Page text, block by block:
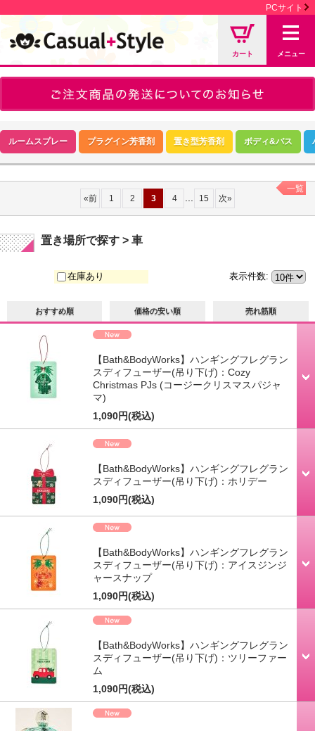
PCサイト
カート メニュー
ルームスプレー プラグイン芳香剤 置き型芳香剤 ボディ&バス
置き場所で探す > 車
一覧
おすすめ順 価格の安い順 売れ筋順
表示件数:
在庫あり
«前 1 2 3 4 15 次»
【Bath&BodyWorks】ハンギングフレグラン
スディフューザー(吊り下げ)：Cozy
Christmas PJs (コージークリスマスパジャ
マ)
1,090円(税込)
【Bath&BodyWorks】ハンギングフレグラン
スディフューザー(吊り下げ)：ホリデー
1,090円(税込)
【Bath&BodyWorks】ハンギングフレグラン
スディフューザー(吊り下げ)：アイスジンジ
ャースナップ
1,090円(税込)
【Bath&BodyWorks】ハンギングフレグラン
スディフューザー(吊り下げ)：ツリーファー
ム
1,090円(税込)